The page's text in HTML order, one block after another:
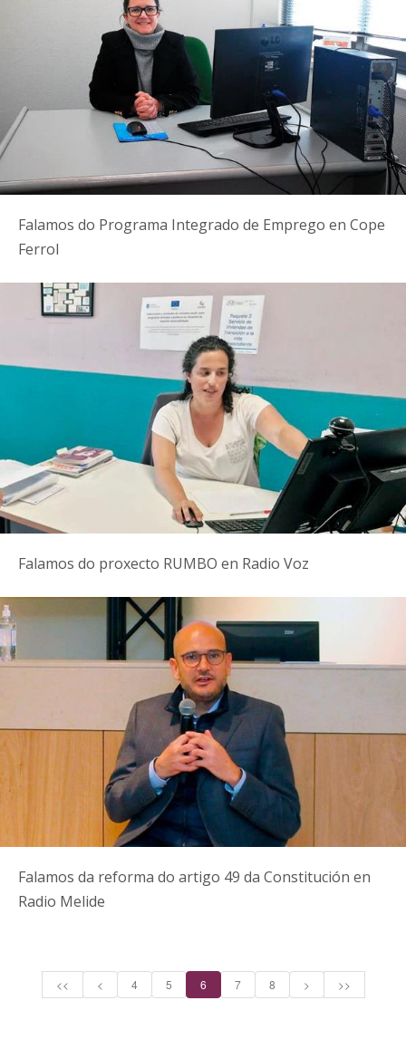
Falamos do Programa Integrado de Emprego en Cope
Ferrol
Falamos do proxecto RUMBO en Radio Voz
Falamos da reforma do artigo 49 da Constitución en
Radio Melide
<< < 4 5 6 7 8 > >>